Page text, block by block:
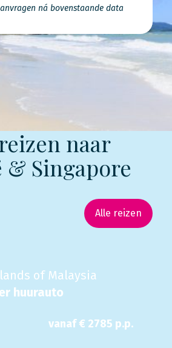
ná bovenstaande data
naar
& Singapore
Alle reizen
of Malaysia
huurauto
vanaf € 2785 p.p.